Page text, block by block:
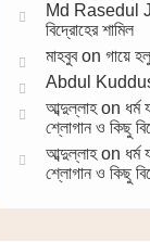
Md Rasedul
বিদ্রোহের শামিল
মাহবুবon গায়ে
Abdul
আব্দুল্লাহon
শ্লোগান ও কিছু
আব্দুল্লাহon
শ্লোগান ও কিছু